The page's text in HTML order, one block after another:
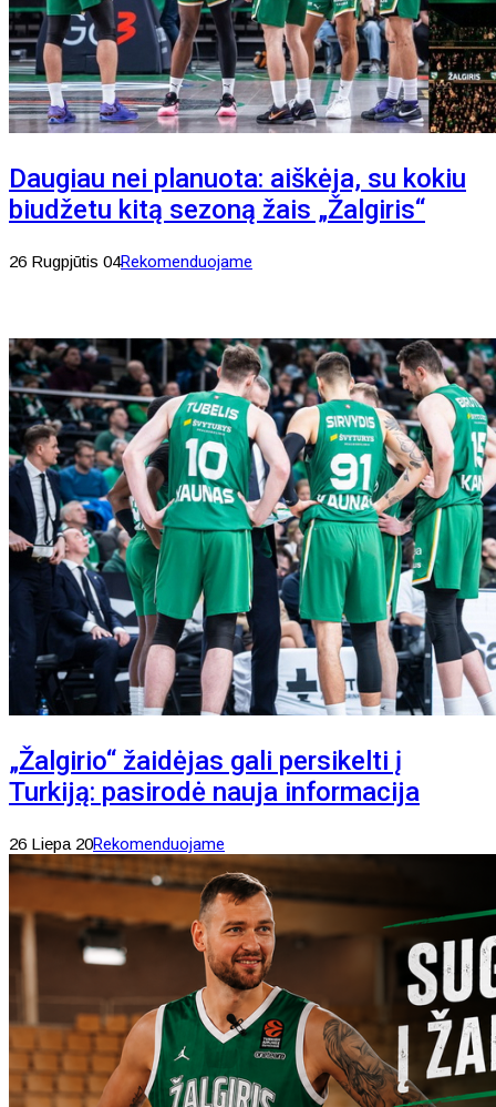
Daugiau nei planuota: aiškėja, su kokiu
biudžetu kitą sezoną žais „Žalgiris“
26 Rugpjūtis 04Rekomenduojame
„Žalgirio“ žaidėjas gali persikelti į
Turkiją: pasirodė nauja informacija
26 Liepa 20Rekomenduojame